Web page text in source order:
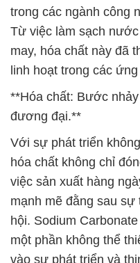
trong các ngành công
Từ việc làm sạch
may, hóa chất này đã
linh hoạt trong các
**Hóa chất: Bước
đương đại.**
Với sự phát triển
hóa chất không chỉ
việc sản xuất hàng
mạnh mẽ đằng sau sự
hội. Sodium
một phần không thể
vào sự phát triển và